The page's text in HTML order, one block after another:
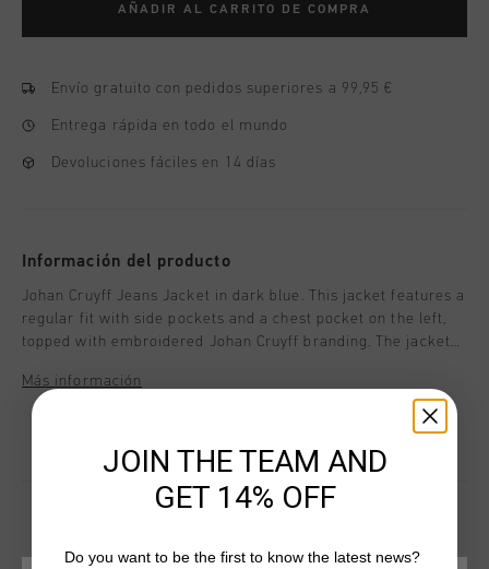
AÑADIR AL CARRITO DE COMPRA
Envío gratuito con pedidos superiores a 99,95 €
Entrega rápida en todo el mundo
Devoluciones fáciles en 14 días
Información del producto
Johan Cruyff Jeans Jacket in dark blue. This jacket features a
regular fit with side pockets and a chest pocket on the left,
topped with embroidered Johan Cruyff branding. The jacket
finished with press stud closures. The tobacco-colored
stitching adds the perfect finishing touch to this stylish piece.
Más información
JOIN THE TEAM AND
GET 14% OFF
Do you want to be the first to know the latest news?